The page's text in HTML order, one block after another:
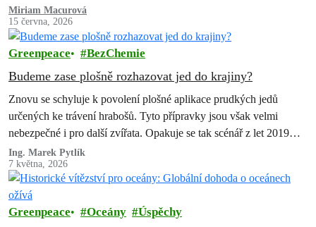
rozmanitost, způsobila…
Miriam Macurová
15 června, 2026
Greenpeace BezChemie
Budeme zase plošně rozhazovat jed do krajiny?
Znovu se schyluje k povolení plošné aplikace prudkých jedů
určených ke trávení hrabošů. Tyto přípravky jsou však velmi
nebezpečné i pro další zvířata. Opakuje se tak scénář z let 2019…
Ing. Marek Pytlík
7 května, 2026
Greenpeace Oceány Úspěchy